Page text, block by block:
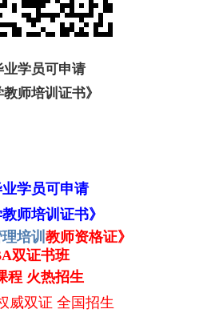
学员可申请
教师培训证书》
学员可申请
教师培训证书》
培训 教师资格证》
双证书班
程 火热招生
威双证 全国招生